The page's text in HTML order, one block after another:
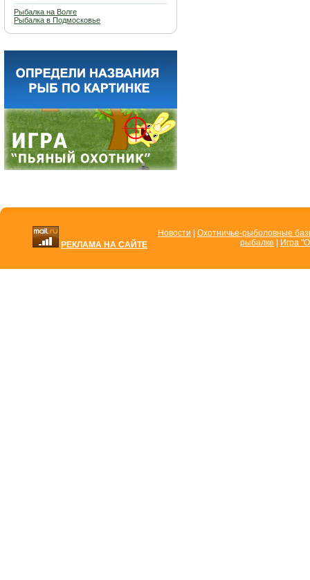
Рыбалка на Волге
Рыбалка в Подмосковье
РЕКЛАМА НА САЙТЕ
Новости
Охотничье-рыболовные
рыбалке
Игра